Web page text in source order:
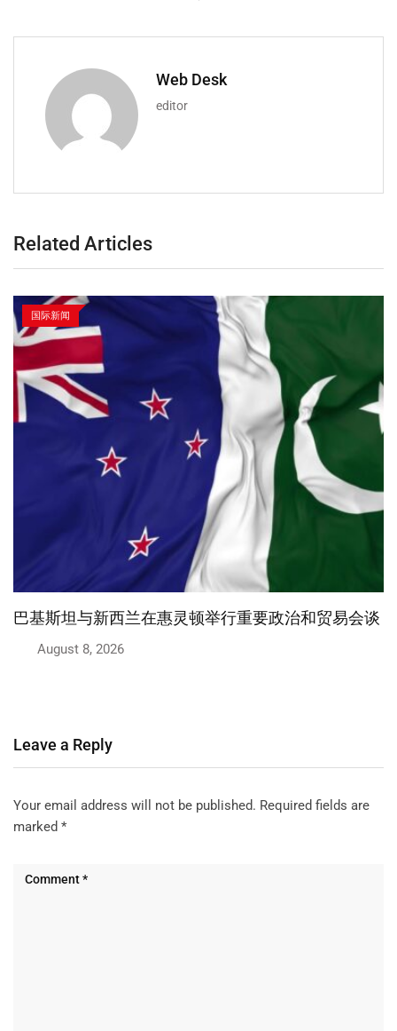
Web Desk
editor
Related Articles
国际新闻
巴基斯坦、沙特阿拉伯和土耳其签署联合防御协议
August 7, 2026
Leave a Reply
Your email address will not be published. Required fields are
marked *